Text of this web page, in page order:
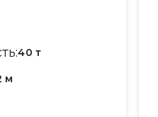
40 т
м